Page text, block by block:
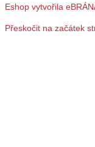
Eshop vytvořila
Přeskočit na začátek